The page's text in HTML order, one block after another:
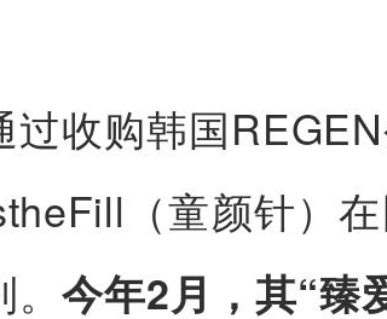
过收购韩国
（童颜针）
。今年2月，其“臻